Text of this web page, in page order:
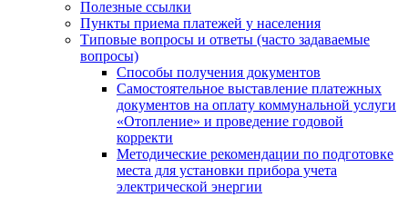
Полезные ссылки
Пункты приема платежей у населения
Типовые вопросы и ответы (часто задаваемые
вопросы)
Способы получения документов
Самостоятельное выставление платежных
документов на оплату коммунальной услуги
«Отопление» и проведение годовой
корректи
Методические рекомендации по подготовке
места для установки прибора учета
электрической энергии